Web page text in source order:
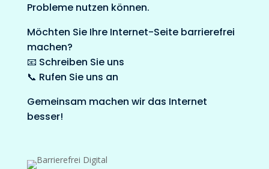
Probleme nutzen können.
Möchten Sie Ihre Internet-Seite barrierefrei
machen?
📧 Schreiben Sie uns
📞 Rufen Sie uns an
Gemeinsam machen wir das Internet
besser!